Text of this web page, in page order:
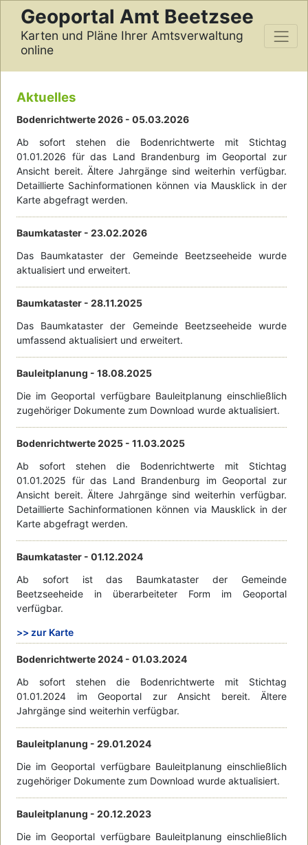
Geoportal Amt Beetzsee
Karten und Pläne Ihrer Amtsverwaltung
online
Aktuelles
Bodenrichtwerte 2026 - 05.03.2026
Ab sofort stehen die Bodenrichtwerte mit Stichtag
01.01.2026 für das Land Brandenburg im Geoportal zur
Ansicht bereit. Ältere Jahrgänge sind weiterhin verfügbar.
Detaillierte Sachinformationen können via Mausklick in der
Karte abgefragt werden.
Baumkataster - 23.02.2026
Das Baumkataster der Gemeinde Beetzseeheide wurde
aktualisiert und erweitert.
Baumkataster - 28.11.2025
Das Baumkataster der Gemeinde Beetzseeheide wurde
umfassend aktualisiert und erweitert.
Bauleitplanung - 18.08.2025
Die im Geoportal verfügbare Bauleitplanung einschließlich
zugehöriger Dokumente zum Download wurde aktualisiert.
Bodenrichtwerte 2025 - 11.03.2025
Ab sofort stehen die Bodenrichtwerte mit Stichtag
01.01.2025 für das Land Brandenburg im Geoportal zur
Ansicht bereit. Ältere Jahrgänge sind weiterhin verfügbar.
Detaillierte Sachinformationen können via Mausklick in der
Karte abgefragt werden.
Baumkataster - 01.12.2024
Ab sofort ist das Baumkataster der Gemeinde
Beetzseeheide in überarbeiteter Form im Geoportal
verfügbar.
>> zur Karte
Bodenrichtwerte 2024 - 01.03.2024
Ab sofort stehen die Bodenrichtwerte mit Stichtag
01.01.2024 im Geoportal zur Ansicht bereit. Ältere
Jahrgänge sind weiterhin verfügbar.
Bauleitplanung - 29.01.2024
Die im Geoportal verfügbare Bauleitplanung einschließlich
zugehöriger Dokumente zum Download wurde aktualisiert.
Bauleitplanung - 20.12.2023
Die im Geoportal verfügbare Bauleitplanung einschließlich